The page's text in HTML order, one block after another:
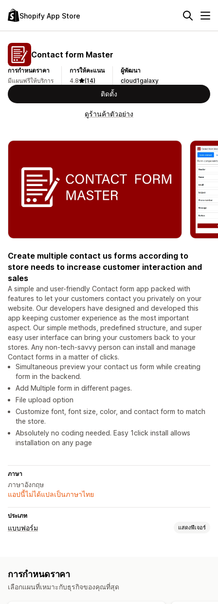
Shopify App Store
Contact form Master
การกำหนดราคา
มีแผนฟรีให้บริการ
การให้คะแนน
4.8
(14)
ผู้พัฒนา
cloud1galaxy
ติดตั้ง
ดูร้านค้าตัวอย่าง
Create multiple contact us forms according to
store needs to increase customer interaction and
sales
A simple and user-friendly Contact form app packed with
features to let your customers contact you privately on your
website. Our developers have designed and developed this
app keeping customer experience as the most important
aspect. Our simple methods, predefined structure, and super
easy user interface can bring your customers back to your
stores. Any non-tech-savvy person can install and manage
Contact forms in a matter of clicks.
Simultaneous preview your contact us form while creating
form in the backend.
Add Multiple form in different pages.
File upload option
Customize font, font size, color, and contact form to match
the store.
Absolutely no coding needed. Easy 1click install allows
installation on any page
ภาษา
ภาษาอังกฤษ
แอปนี้ไม่ได้แปลเป็นภาษาไทย
ประเภท
แบบฟอร์ม แสดงฟีเจอร์
การปรับแต่ง
CSS ที่กำหนดเอง แบบฟอร์มที่ฝัง
การกำหนดราคา
เลือกแผนที่เหมาะกับธุรกิจของคุณที่สุด